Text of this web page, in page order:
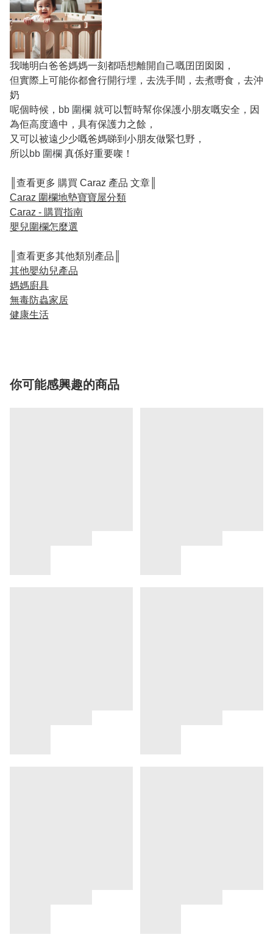
我哋明白爸爸媽媽一刻都唔想離開自己嘅囝囝囡囡，
但實際上可能你都會行開行埋，去洗手間，去煮嘢食，去沖
奶
呢個時候， bb 圍欄 就可以暫時幫你保護小朋友嘅安全，因
為佢高度適中，具有保護力之餘，
又可以被遠少少嘅爸媽睇到小朋友做緊乜野，
所以 bb 圍欄 真係好重要㗎！
║查看更多 購買 Caraz 產品 文章║
Caraz 圍欄地墊寶寶屋分類
Caraz - 購買指南
嬰兒圍欄怎麼選
║查看更多其他類別產品║
其他嬰幼兒產品
媽媽廚具
無毒防蟲家居
健康生活
你可能感興趣的商品